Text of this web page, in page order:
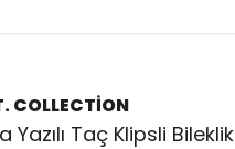
COLLECTİON
Yazılı Taç Klipsli Bileklik